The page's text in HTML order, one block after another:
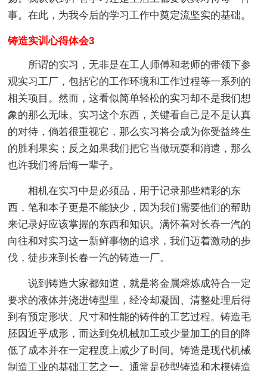
事。在此，为我今后的学习工作中奠定流坚实的基础。
铸造实训心得体会3
所谓的实习，无非是在工人师傅和老师的带领下参
观实习工厂，包括它的工作环境和工作过程等一系列的
相关项目。然而，这看似简单轻松的实习却不是我们想
象的那么无味。实习这个东西，关键看自己是不是认真
的对待，倘若很重视它，那么实习将会成为你受益终生
的胜利果实；反之如果我们把它当做玩耍和消遣，那么
也许我们将后悔一辈子。
相机在实习中是必须品，用于记录那些精彩的东
西，笔和本子更是不能缺少，因为我们需要他们的帮助
来记录好应该掌握的东西和知识。满怀着对长春一汽的
向往和对实习这一新鲜事物的追求，我们迈着激动的步
伐，徒步来到长春一汽的铸造一厂。
说到铸造大家都知道，就是将金属熔炼成符合一定
要求的液体并浇进铸型里，经冷却凝固、清整处理后得
到有预定形状、尺寸和性能的铸件的工艺过程。铸造毛
胚因近乎成形，而达到免机械加工或少量加工的目的降
低了成本并在一定程度上减少了时间。铸造是现代机械
制造工业的基础工艺之一。通常是砂型铸造和木模铸造